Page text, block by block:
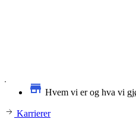
Hvem vi er og hva vi
Karrierer